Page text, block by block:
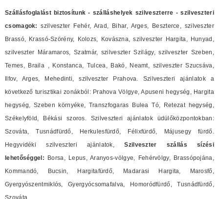
Szállásfoglalást biztosítunk - szálláshelyek szilveszterre - szilveszteri
csomagok: szilveszter Fehér, Arad, Bihar, Arges, Beszterce, szilveszter
Brassó, Krassó-Szörény, Kolozs, Kovászna, szilveszter Hargita, Hunyad,
szilveszter Máramaros, Szatmár, szilveszter Szilágy, szilveszter Szeben,
Temes, Braila , Konstanca, Tulcea, Bakó, Neamt, szilveszter Szucsáva,
Ilfov, Arges, Mehedinti, szilveszter Prahova. Szilveszteri ajánlatok a
következő turisztikai zonákból: Prahova Völgye, Apuseni hegység, Hargita
hegység, Szeben környéke, Transzfogaras Bulea Tó, Retezat hegység,
Székelyföld, Békási szoros. Szilveszteri ajánlatok üdülőközpontokban:
Szováta, Tusnádfürdő, Herkulesfürdő, Félixfürdő, Májusegy fürdő.
Hegyvidéki szilveszteri ajánlatok,Szilveszter szállás sízési
lehetőséggel: Borsa, Lepus, Aranyos-völgye, Fehérvölgy, Brassópojána,
Kommandó, Bucsin, Hargitafürdő, Madarasi Hargita, Marosfő,
Gyergyószentmiklós, Gyergyócsomafalva, Homoródfürdő, Tusnádfürdő,
Szováta.